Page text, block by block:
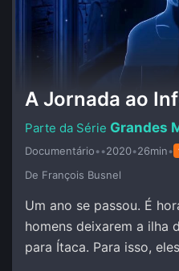
A Jornada ao
Grandes
Documentário••2020•26min•
De François Busnel
Um ano se passou. É
homens deixarem a ilha
para Ítaca. Para isso,